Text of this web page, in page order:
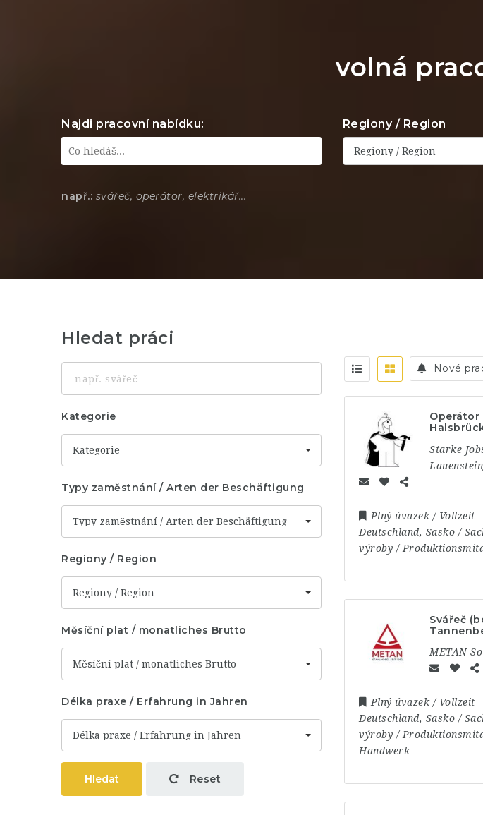
volná
Najdi pracovní nabídku: Regiony / Region
Regiony / Region
např.: svářeč, operátor, elektrikář...
Nové
Operátor
Starke
Plný úvazek / Vollzeit
Deutschland, Sasko /
výroby /
Svářeč
METAN
Plný úvazek / Vollzeit
Deutschland, Sasko /
výroby /
Handwerk
Hledat práci
svářeč
Kategorie
Kategorie
Typy zaměstnání / Arten der Beschäftigung
Typy zaměstnání / Arten der Beschäftigung
Regiony / Region
Regiony / Region
Měsíční plat / monatliches Brutto
Měsíční plat / monatliches Brutto
Délka praxe / Erfahrung in Jahren
Délka praxe / Erfahrung in Jahren
Hledat Reset